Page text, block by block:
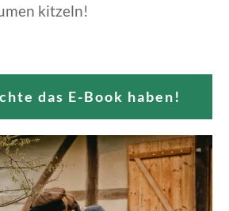
kitzeln!
das E-Book haben!